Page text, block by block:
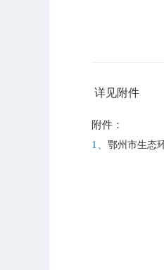
详见附件
附件：
1、 鄂州市生态